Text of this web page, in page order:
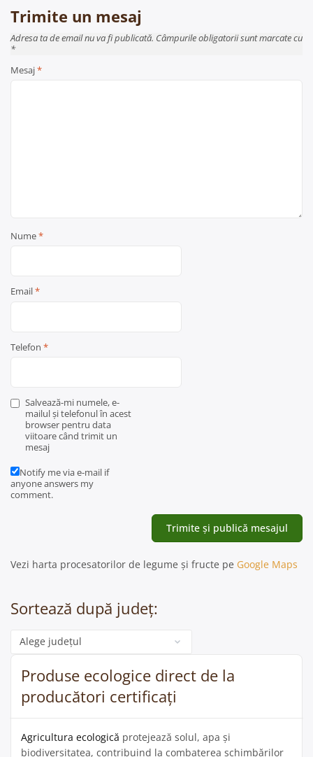
Trimite un mesaj
Adresa ta de email nu va fi publicată. Câmpurile obligatorii sunt marcate cu
*
Mesaj*
Nume*
Email*
Telefon *
Salvează-mi numele, e-
mailul și telefonul în acest
browser pentru data
viitoare când trimit un
mesaj
Notify me via e-mail if
anyone answers my
comment.
Vezi harta procesatorilor de legume și fructe pe Google Maps
Sortează după județ:
Categorie
Produse ecologice direct de la
producători certificați
Agricultura ecologică protejează solul, apa și
biodiversitatea, contribuind la combaterea schimbărilor